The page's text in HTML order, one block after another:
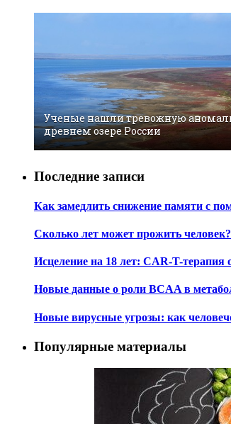
Ученые нашли тревожную
древнем озере России
Последние записи
Как замедлить снижение памяти с
Сколько лет может прожить
Исцеление на 18 лет: CAR-T-
Новые данные о роли BCAA в
Новые вирусные угрозы: как
Популярные материалы